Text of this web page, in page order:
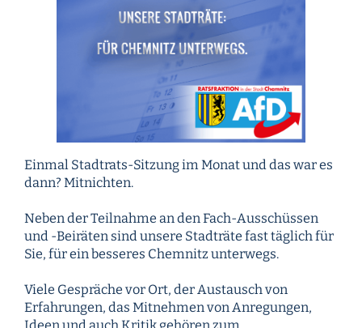
Einmal Stadtrats-Sitzung im Monat und das war es
dann? Mitnichten.
Neben der Teilnahme an den Fach-Ausschüssen
und -Beiräten sind unsere Stadträte fast täglich für
Sie, für ein besseres Chemnitz unterwegs.
Viele Gespräche vor Ort, der Austausch von
Erfahrungen, das Mitnehmen von Anregungen,
Ideen und auch Kritik gehören zum